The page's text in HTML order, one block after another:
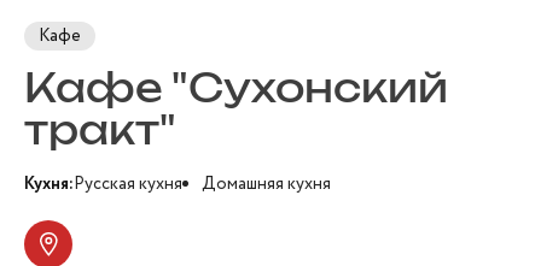
Кафе
Кафе "Сухонский
тракт"
Кухня:Русская кухня Домашняя кухня